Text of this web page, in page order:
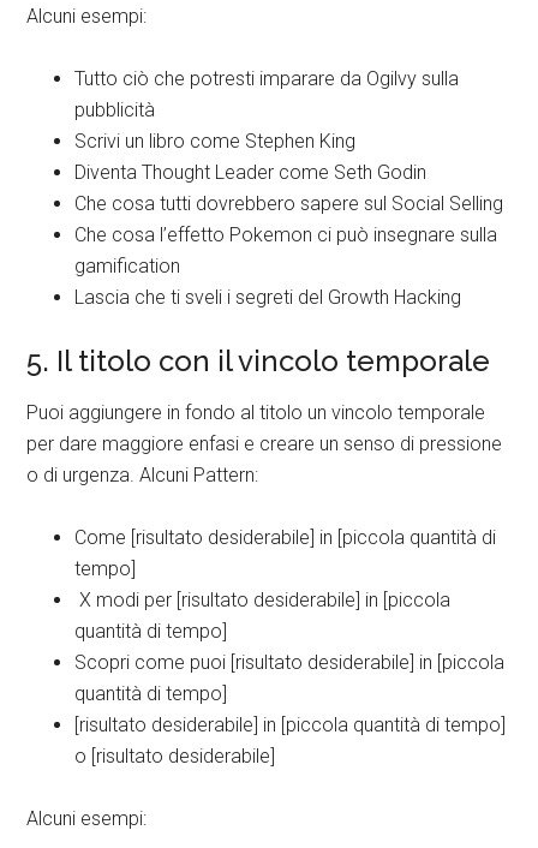
Alcuni esempi:
Tutto ciò che potresti imparare da Ogilvy sulla
pubblicità
Scrivi un libro come Stephen King
Diventa Thought Leader come Seth Godin
Che cosa tutti dovrebbero sapere sul Social Selling
Che cosa l’effetto Pokemon ci può insegnare sulla
gamification
Lascia che ti sveli i segreti del Growth Hacking
5. Il titolo con il vincolo temporale
Puoi aggiungere in fondo al titolo un vincolo temporale
per dare maggiore enfasi e creare un senso di pressione
o di urgenza. Alcuni Pattern:
Come [risultato desiderabile] in [piccola quantità di
tempo]
X modi per [risultato desiderabile] in [piccola
quantità di tempo]
Scopri come puoi [risultato desiderabile] in [piccola
quantità di tempo]
[risultato desiderabile] in [piccola quantità di tempo]
o [risultato desiderabile]
Alcuni esempi: